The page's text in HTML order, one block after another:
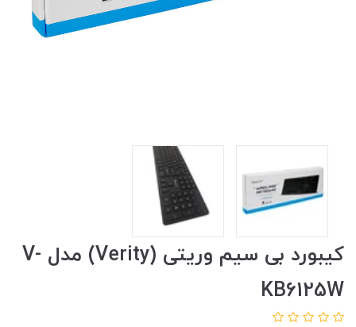
کیبورد بی سیم وریتی (Verity) مدل V-
KB6125W